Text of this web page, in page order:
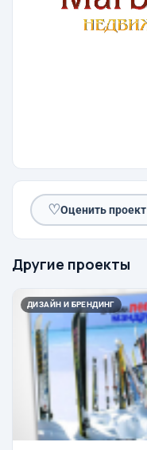
♡Оценить проект
Другие проекты
ДИЗАЙН И БРЕНДИНГ